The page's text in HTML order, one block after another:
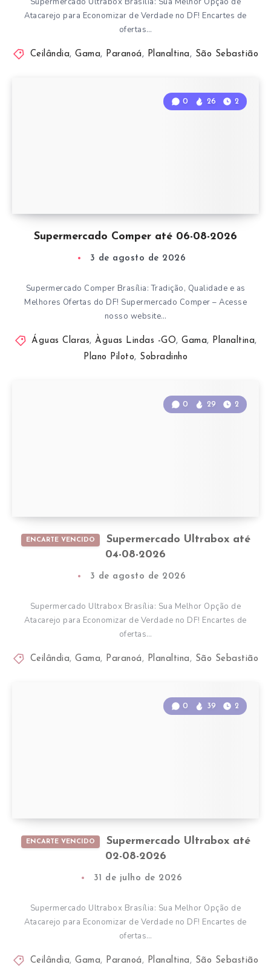
Atacarejo para Economizar de Verdade no DF! Encartes de
ofertas…
Ceilândia, Gama, Paranoá, Planaltina, São Sebastião
Supermercado Comper até 06-08-2026
0 26 2
3 de agosto de 2026
Supermercado Comper Brasília: Tradição, Qualidade e as
Melhores Ofertas do DF! Supermercado Comper – Acesse
nosso website…
Águas Claras, Àguas Lindas -GO, Gama, Planaltina,
Plano Piloto, Sobradinho
ENCARTE VENCIDO
Supermercado Ultrabox até
04-08-2026
0 29 2
3 de agosto de 2026
Supermercado Ultrabox Brasília: Sua Melhor Opção de
Atacarejo para Economizar de Verdade no DF! Encartes de
ofertas…
Ceilândia, Gama, Paranoá, Planaltina, São Sebastião
ENCARTE VENCIDO
Supermercado Ultrabox até
02-08-2026
0 39 2
31 de julho de 2026
Supermercado Ultrabox Brasília: Sua Melhor Opção de
Atacarejo para Economizar de Verdade no DF! Encartes de
ofertas…
Ceilândia, Gama, Paranoá, Planaltina, São Sebastião